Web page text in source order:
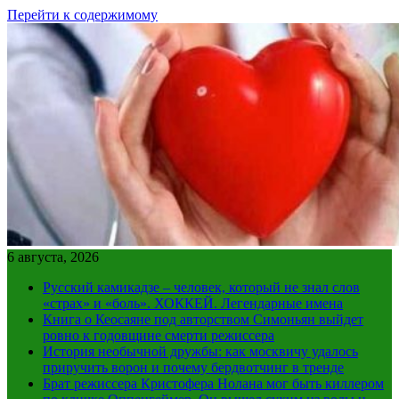
Перейти к содержимому
6 августа, 2026
Русский камикадзе – человек, который не знал слов
«страх» и «боль». ХОККЕЙ. Легендарные имена
Книга о Кеосаяне под авторством Симоньян выйдет
ровно к годовщине смерти режиссера
История необычной дружбы: как москвичу удалось
приручить ворон и почему бердвотчинг в тренде
Брат режиссера Кристофера Нолана мог быть киллером